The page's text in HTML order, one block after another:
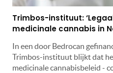
Trimbos-instituut:
medicinale cannabis in
In een door Bedrocan
Trimbos-instituut blijkt dat
medicinale cannabisbeleid -